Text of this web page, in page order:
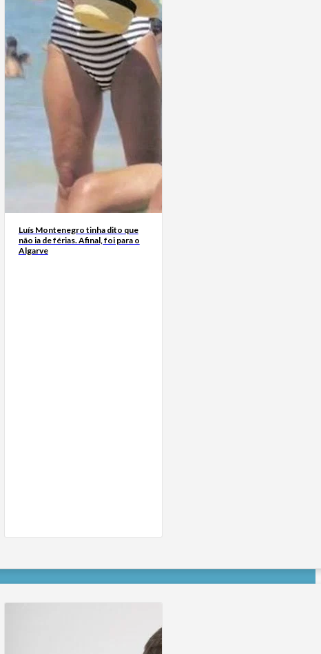
Luís Montenegro tinha dito que
não ia de férias. Afinal, foi para o
Algarve